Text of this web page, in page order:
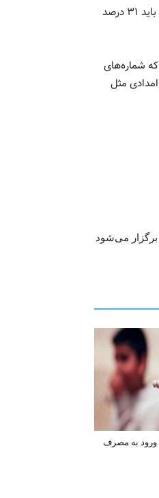
وی اضافه کرد: ۸ میلیارد تردد در سال گذشته در جاده‌های کشور به ثبت رسیده است و بر اساس قانون باید ۳۱ درصد
شماره‌های
امدادی مثل
برگزار می‌شود
ورود به مصرف